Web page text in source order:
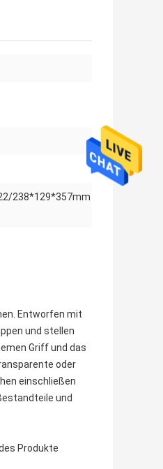
238*129*357mm
Entworfen mit
und stellen
Griff und das
oder
einschließen
und
Produkte